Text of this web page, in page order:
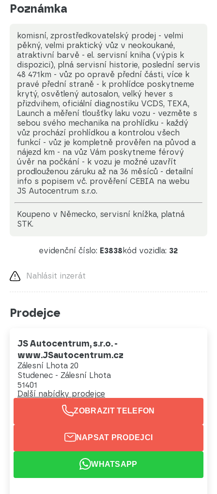
Poznámka
komisní, zprostředkovatelský prodej - velmi
pěkný, velmi praktický vůz v neokoukané,
atraktivní barvě - el. servisní kniha (výpis k
dispozici), plná servisní historie, poslední servis
48 471km - vůz po opravě přední části, více k
pravé přední straně - k prohlídce poskytneme
krytý, osvětlený autosalon, velký hever s
přizdvihem, oficiální diagnostiku VCDS, TEXA,
Launch a měření tloušťky laku vozu - vezměte s
sebou svého mechanika na prohlídku - každý
vůz prochází prohlídkou a kontrolou všech
funkcí - vůz je kompletně prověřen na původ a
nájezd km - na vůz Vám poskytneme férový
úvěr na počkání - k vozu je možné uzavřít
prodlouženou záruku až na 36 měsíců - detailní
info s popisem vč. prověření CEBIA na webu
JS Autocentrum s.r.o.
koupeno v Německo, servisní knížka, platná
STK.
evidenční číslo: E3838 kód vozidla: 32
Nahlásit inzerát
Prodejce
JS Autocentrum, s.r.o. -
www.JSautocentrum.cz
Zálesní Lhota 20
Studenec - Zálesní Lhota
51401
Další nabídky prodejce
ZOBRAZIT TELEFON
NAPSAT PRODEJCI
WHATSAPP